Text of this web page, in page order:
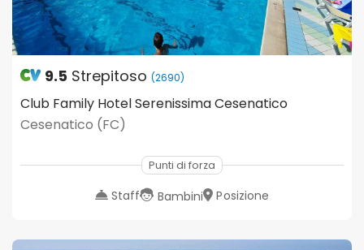
9.5 Strepitoso (2690)
Club Family Hotel Serenissima Cesenatico
Cesenatico (FC)
Punti di forza
Staff Bambini Posizione